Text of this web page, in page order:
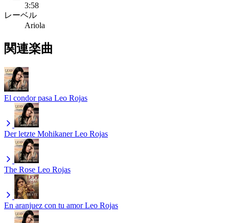
3:58
レーベル
Ariola
関連楽曲
El condor pasa Leo Rojas
Der letzte Mohikaner Leo Rojas
The Rose Leo Rojas
En aranjuez con tu amor Leo Rojas